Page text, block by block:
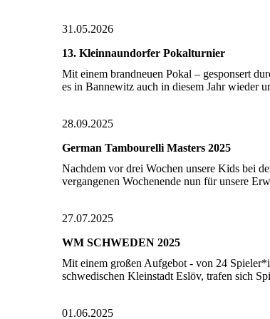
31.05.2026
13. Kleinnaundorfer Pokalturnier
Mit einem brandneuen Pokal – gesponsert
es in Bannewitz auch in diesem Jahr wieder
28.09.2025
German Tambourelli Masters 2025
Nachdem vor drei Wochen unsere Kids bei
vergangenen Wochenende nun für unsere
27.07.2025
WM SCHWEDEN 2025
Mit einem großen Aufgebot - von 24
schwedischen Kleinstadt Eslöv, trafen sich
01.06.2025